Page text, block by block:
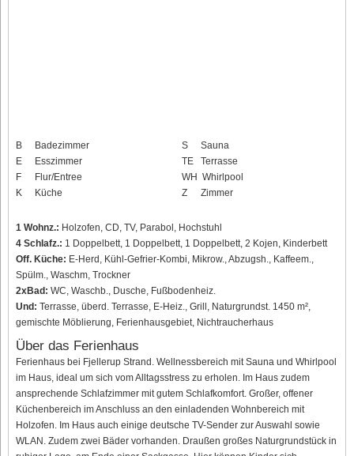
B
Badezimmer
E
Esszimmer
F
Flur/Entree
K
Küche
S
Sauna
TE
Terrasse
WH Whirlpool
Z
Zimmer
1 Wohnz.: Holzofen, CD, TV, Parabol, Hochstuhl
4 Schlafz.: 1 Doppelbett, 1 Doppelbett, 1 Doppelbett, 2 Kojen, Kinderbett
Off. Küche: E-Herd, Kühl-Gefrier-Kombi, Mikrow., Abzugsh., Kaffeem.,
Spülm., Waschm, Trockner
2xBad: WC, Waschb., Dusche, Fußbodenheiz.
Und: Terrasse, überd. Terrasse, E-Heiz., Grill, Naturgrundst. 1450 m²,
gemischte Möblierung, Ferienhausgebiet, Nichtraucherhaus
Über das Ferienhaus
Ferienhaus bei Fjellerup Strand. Wellnessbereich mit Sauna und Whirlpool
im Haus, ideal um sich vom Alltagsstress zu erholen. Im Haus zudem
ansprechende Schlafzimmer mit gutem Schlafkomfort. Großer, offener
Küchenbereich im Anschluss an den einladenden Wohnbereich mit
Holzofen. Im Haus auch einige deutsche TV-Sender zur Auswahl sowie
WLAN. Zudem zwei Bäder vorhanden. Draußen großes Naturgrundstück in